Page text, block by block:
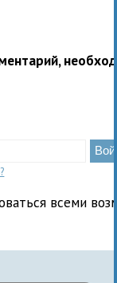
всеми